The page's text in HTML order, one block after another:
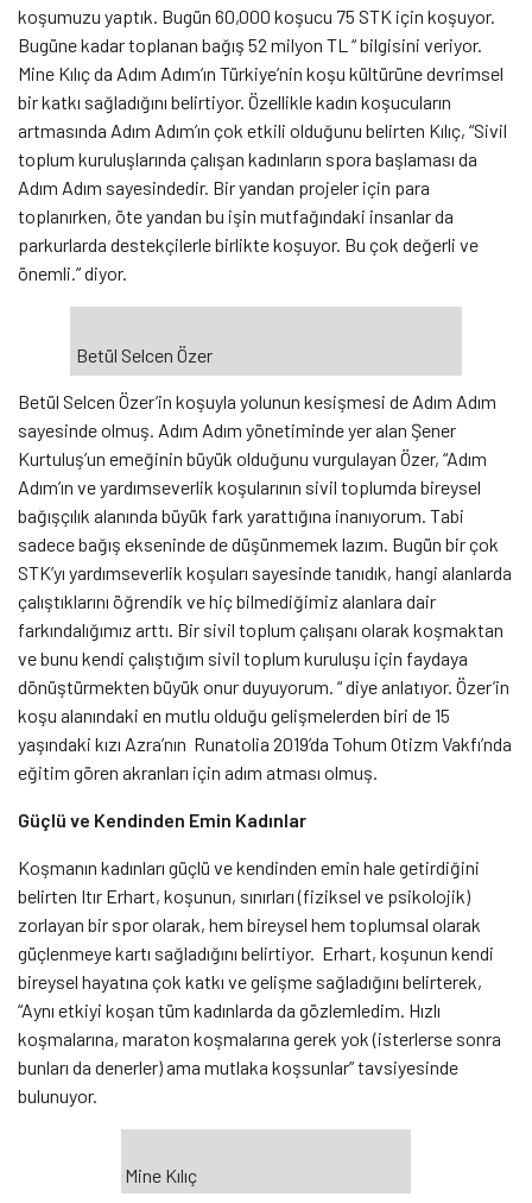
koşumuzu yaptık. Bugün 60,000 koşucu 75 STK için koşuyor.
Bugüne kadar toplanan bağış 52 milyon TL “ bilgisini veriyor.
Mine Kılıç da Adım Adım’ın Türkiye’nin koşu kültürüne devrimsel
bir katkı sağladığını belirtiyor. Özellikle kadın koşucuların
artmasında Adım Adım’ın çok etkili olduğunu belirten Kılıç, “Sivil
toplum kuruluşlarında çalışan kadınların spora başlaması da
Adım Adım sayesindedir. Bir yandan projeler için para
toplanırken, öte yandan bu işin mutfağındaki insanlar da
parkurlarda destekçilerle birlikte koşuyor. Bu çok değerli ve
önemli.” diyor.
Betül Selcen Özer
Betül Selcen Özer’in koşuyla yolunun kesişmesi de Adım Adım
sayesinde olmuş. Adım Adım yönetiminde yer alan Şener
Kurtuluş’un emeğinin büyük olduğunu vurgulayan Özer, “Adım
Adım’ın ve yardımseverlik koşularının sivil toplumda bireysel
bağışçılık alanında büyük fark yarattığına inanıyorum. Tabi
sadece bağış ekseninde de düşünmemek lazım. Bugün bir çok
STK’yı yardımseverlik koşuları sayesinde tanıdık, hangi alanlarda
çalıştıklarını öğrendik ve hiç bilmediğimiz alanlara dair
farkındalığımız arttı. Bir sivil toplum çalışanı olarak koşmaktan
ve bunu kendi çalıştığım sivil toplum kuruluşu için faydaya
dönüştürmekten büyük onur duyuyorum. “ diye anlatıyor. Özer’in
koşu alanındaki en mutlu olduğu gelişmelerden biri de 15
yaşındaki kızı Azra’nın Runatolia 2019’da Tohum Otizm Vakfı’nda
eğitim gören akranları için adım atması olmuş.
Güçlü ve Kendinden Emin Kadınlar
Koşmanın kadınları güçlü ve kendinden emin hale getirdiğini
belirten Itır Erhart, koşunun, sınırları (fiziksel ve psikolojik)
zorlayan bir spor olarak, hem bireysel hem toplumsal olarak
güçlenmeye kartı sağladığını belirtiyor. Erhart, koşunun kendi
bireysel hayatına çok katkı ve gelişme sağladığını belirterek,
“Aynı etkiyi koşan tüm kadınlarda da gözlemledim. Hızlı
koşmalarına, maraton koşmalarına gerek yok (isterlerse sonra
bunları da denerler) ama mutlaka koşsunlar” tavsiyesinde
bulunuyor.
Mine Kılıç